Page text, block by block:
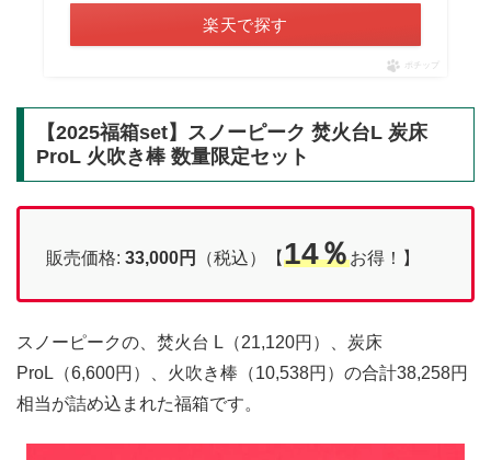
楽天で探す
ポチップ
【2025福箱set】スノーピーク 焚火台L 炭床
ProL 火吹き棒 数量限定セット
販売価格: 33,000円 （税込）【14％お得！】
スノーピークの、焚火台 L（21,120円）、炭床
ProL（6,600円）、火吹き棒（10,538円）の合計38,258円
相当が詰め込まれた福箱です。